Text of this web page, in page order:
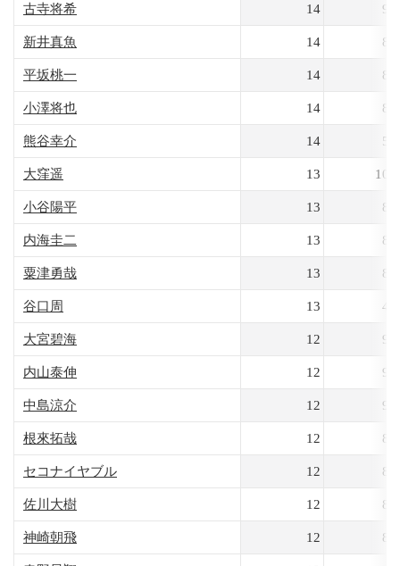
古寺将希 14
新井真魚 14
平坂桃一 14
小澤将也 14
熊谷幸介 14
大窪遥 13
小谷陽平 13
内海圭二 13
粟津勇哉 13
谷口周 13
大宮碧海 12
内山泰伸 12
中島涼介 12
根來拓哉 12
セコナイヤブル 12
佐川大樹 12
神崎朝飛 12